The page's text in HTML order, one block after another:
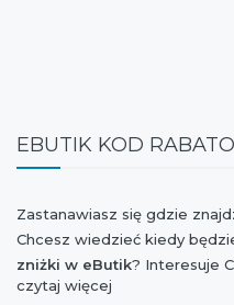
EBUTIK KOD
Zastanawiasz się gdzie
Chcesz wiedzieć kiedy
zniżki w eButik? Interesuje
kolekcji wiosna-lato lub
czytaj więcej